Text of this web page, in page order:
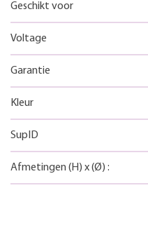
Geschikt voor
Voltage
Garantie
Kleur
SupID
Afmetingen (H) x(Ø) :